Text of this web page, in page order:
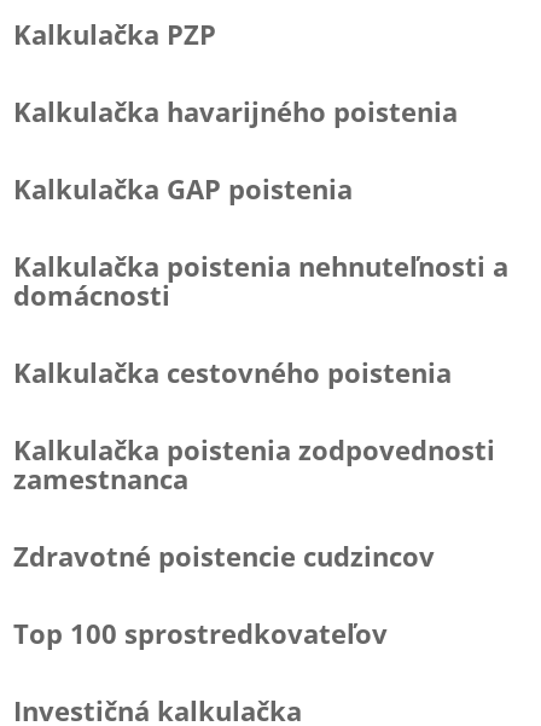
Kalkulačka PZP
Kalkulačka havarijného poistenia
Kalkulačka GAP poistenia
Kalkulačka poistenia nehnuteľnosti a
domácnosti
Kalkulačka cestovného poistenia
Kalkulačka poistenia zodpovednosti
zamestnanca
Zdravotné poistencie cudzincov
Top 100 sprostredkovateľov
Investičná kalkulačka